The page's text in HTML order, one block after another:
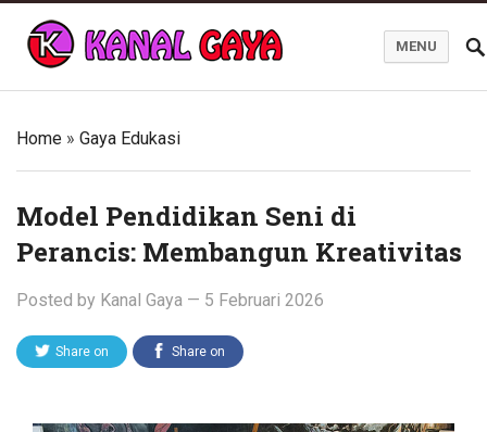
MENU
Home » Gaya Edukasi
Model Pendidikan Seni di
Perancis: Membangun Kreativitas
Posted by Kanal Gaya — 5 Februari 2026
Share on Share on